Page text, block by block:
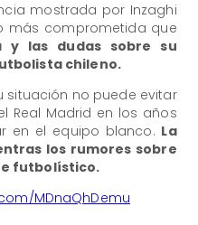
mostrada por Inzaghi
más comprometida que
y las dudas sobre su
chileno.
situación no puede evitar
Real Madrid en los años
en el equipo blanco. La
los rumores sobre
futbolístico.
MDnaQhDemu